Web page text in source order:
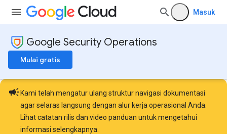
Masuk
Google Security Operations
Mulai gratis
campaign Kami telah mengatur ulang struktur navigasi dokumentasi
agar selaras langsung dengan alur kerja operasional Anda.
Lihatcatatan rilis dan video panduan untuk mengetahui
informasi selengkapnya.